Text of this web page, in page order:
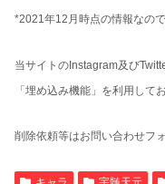
*2021年12月時点の情報なの
当サイトのInstagram及び
「埋め込み機能」を利用して
削除依頼等はお問い合わせフ